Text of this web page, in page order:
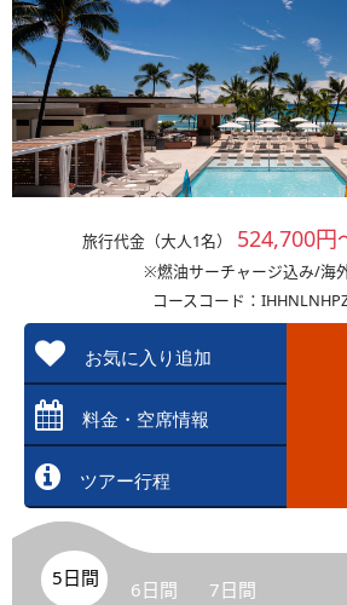
旅行代金（大人1名） 524,700円
※燃油サーチャージ込み/海
コースコード：
お気に入り追加
料金・空席情報
ツアー行程
5日間 6日間 7日間